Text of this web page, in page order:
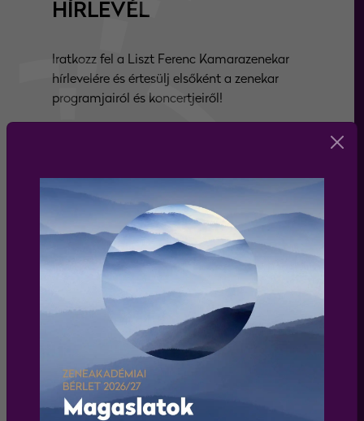
HÍRLEVÉL
Iratkozz fel a Liszt Ferenc Kamarazenekar
hírlevelére és értesülj elsőként a zenekar
programjairól és koncertjeiről!
Elfogadom az adatkezelési tájékoztatót
feliratkozás